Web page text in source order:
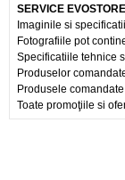
SERVICE EVOSTORE
Imaginile si
Fotografiile pot
Specificatiile tehnice
Produselor
Produsele
Toate promoţiile si